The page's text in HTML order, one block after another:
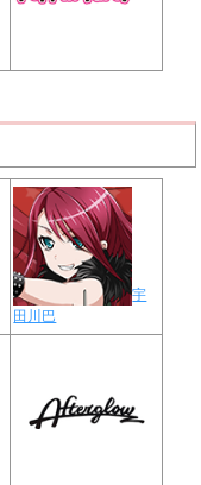
宇
田川巴